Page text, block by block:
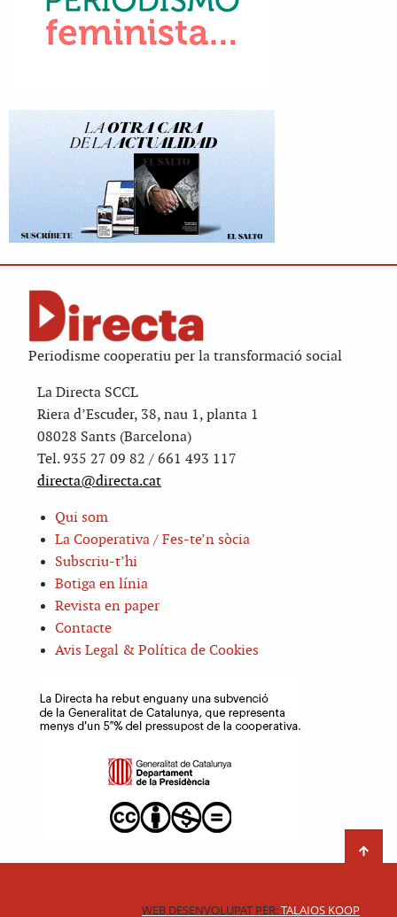
Periodisme cooperatiu per la transformació social
La Directa SCCL
Riera d’Escuder, 38, nau 1, planta 1
08028 Sants (Barcelona)
Tel. 935 27 09 82 / 661 493 117
directa@directa.cat
Qui som
La Cooperativa / Fes-te’n sòcia
Subscriu-t’hi
Botiga en línia
Revista en paper
Contacte
Avis Legal & Política de Cookies
WEB DESENVOLUPAT PER:TALAIOS KOOP